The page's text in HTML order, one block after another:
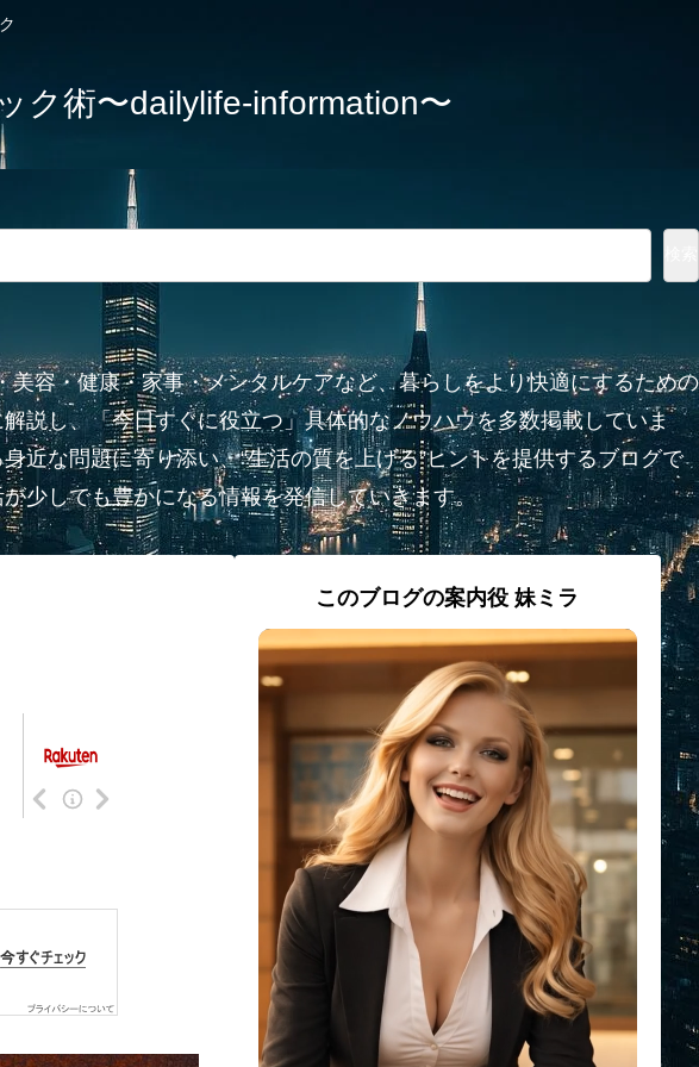
ク術〜dailylife-information〜
容・健康・家事・メンタルケアなど、暮らしをより快適にするための
説し、「今日すぐに役立つ」具体的なノウハウを多数掲載していま
近な問題に寄り添い、“生活の質を上げる”ヒントを提供するブログで
少しでも豊かになる情報を発信していきます。
このブログの案内役 妹ミラ